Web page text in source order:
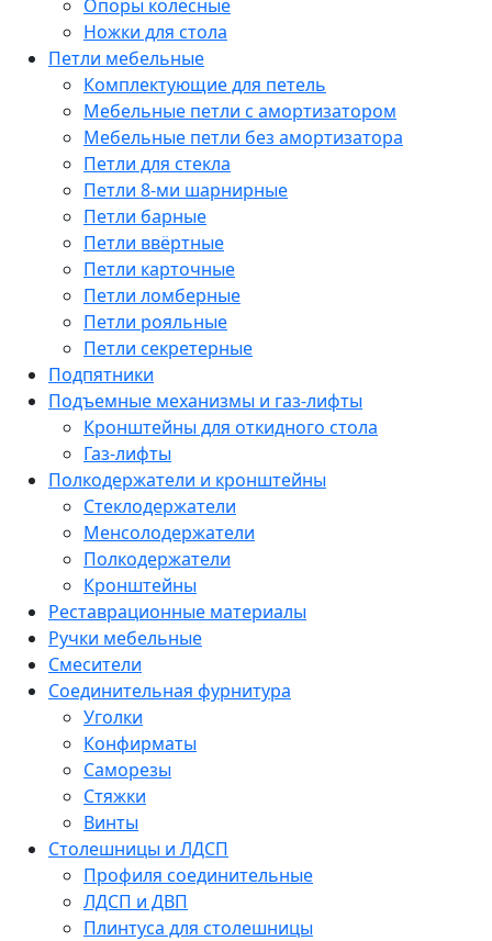
Опоры колёсные
Ножки для стола
Петли мебельные
Комплектующие для петель
Мебельные петли с амортизатором
Мебельные петли без амортизатора
Петли для стекла
Петли 8-ми шарнирные
Петли барные
Петли ввёртные
Петли карточные
Петли ломберные
Петли рояльные
Петли секретерные
Подпятники
Подъемные механизмы и газ-лифты
Кронштейны для откидного стола
Газ-лифты
Полкодержатели и кронштейны
Стеклодержатели
Менсолодержатели
Полкодержатели
Кронштейны
Реставрационные материалы
Ручки мебельные
Смесители
Соединительная фурнитура
Уголки
Конфирматы
Саморезы
Стяжки
Винты
Столешницы и ЛДСП
Профиля соединительные
ЛДСП и ДВП
Плинтуса для столешницы